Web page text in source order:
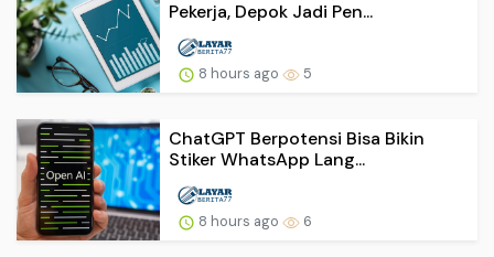
Pekerja, Depok Jadi Pen...
8 hours ago 5
ChatGPT Berpotensi Bisa Bikin
Stiker WhatsApp Lang...
8 hours ago 6